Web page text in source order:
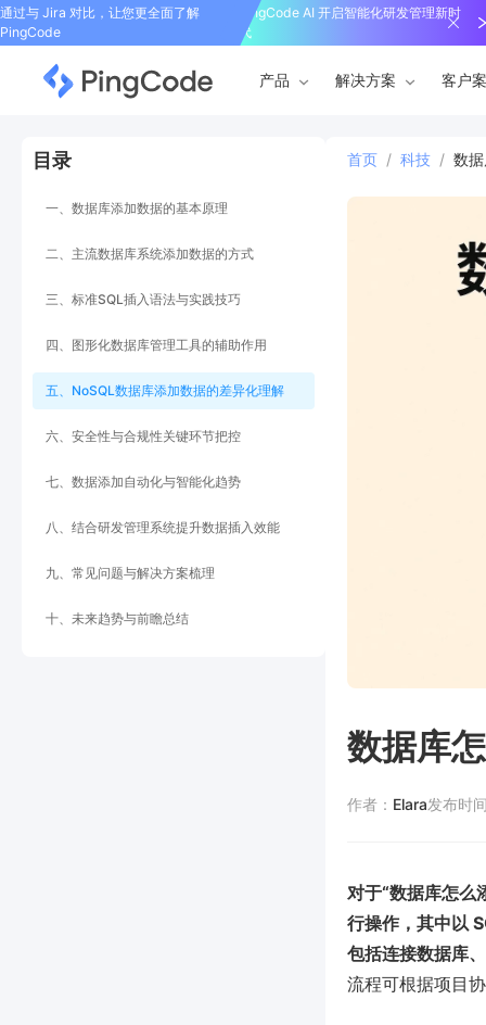
通过与 Jira 对比，让您更全面了解
PingCode
PingCode AI 开启智能化研发管理新时
代
产品 解决方案 客户
目录
一、数据库添加数据的基本原理
二、主流数据库系统添加数据的方式
三、标准SQL插入语法与实践技巧
四、图形化数据库管理工具的辅助作用
五、NoSQL数据库添加数据的差异化理解
六、安全性与合规性关键环节把控
七、数据添加自动化与智能化趋势
八、结合研发管理系统提升数据插入效能
九、常见问题与解决方案梳理
十、未来趋势与前瞻总结
首页 / 科技 / 数
数据库
作者： Elara发布时
对于“数据库怎么
行操作，其中以
包括连接数据库
流程可根据项目